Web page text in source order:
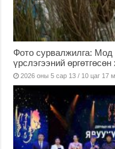
Фото сурвалжилга: Мод
үрслэгээний
2026 оны 5 сар 13 / 10 цаг 17